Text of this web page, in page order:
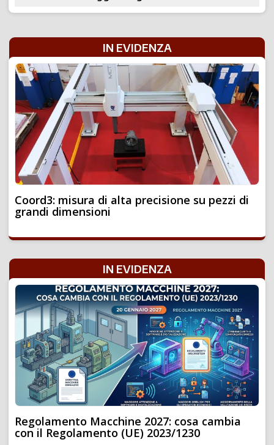
IN EVIDENZA
Coord3: misura di alta precisione su pezzi di
grandi dimensioni
IN EVIDENZA
Regolamento Macchine 2027: cosa cambia
con il Regolamento (UE) 2023/1230